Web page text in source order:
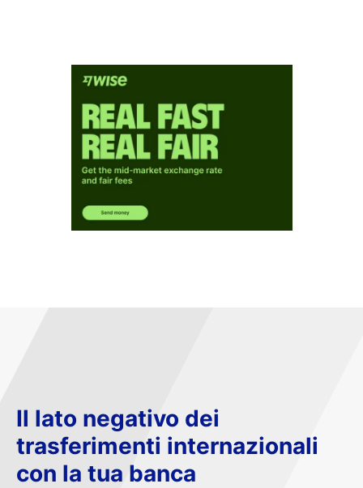
Il lato negativo dei
trasferimenti internazionali
con la tua banca